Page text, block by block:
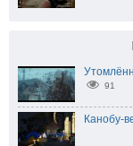
91
Канобу-